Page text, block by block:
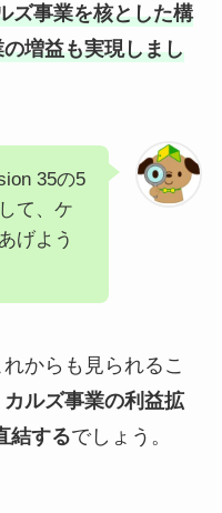
ズ事業を核とした構
増益も実現しまし
35の5
て、ケ
げよう
からも見られるこ
ルズ事業の利益拡
結するでしょう。